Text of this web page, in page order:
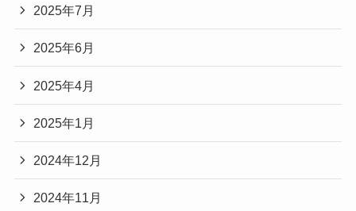
2025年7月
2025年6月
2025年4月
2025年1月
2024年12月
2024年11月